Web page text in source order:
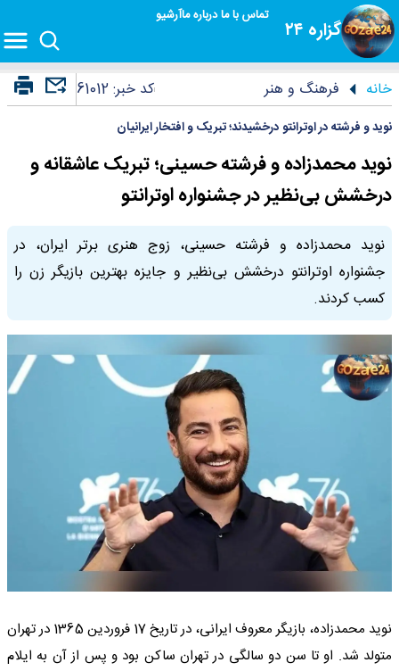
گزاره ۲۴
تماس با مادرباره ماآرشیو
خانه فرهنگ و هنر کد خبر:61012
نوید و فرشته در اوترانتو درخشیدند؛ تبریک و افتخار ایرانیان
نوید محمدزاده و فرشته حسینی؛ تبریک عاشقانه و
درخشش بی‌نظیر در جشنواره اوترانتو
نوید محمدزاده و فرشته حسینی، زوج هنری برتر ایران، در
جشنواره اوترانتو درخشش بی‌نظیر و جایزه بهترین بازیگر زن را
کسب کردند.
نوید محمدزاده، بازیگر معروف ایرانی، در تاریخ 17 فروردین 1365 در تهران
متولد شد. او تا سن دو سالگی در تهران ساکن بود و پس از آن به ایلام